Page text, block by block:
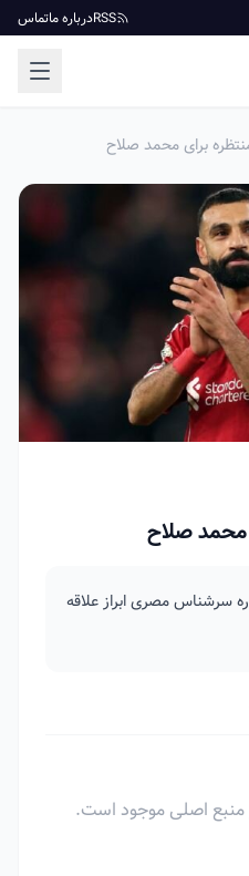
RSSدرباره ماتماس
برای محمد صلاح
محمد صلاح
سرشناس مصری ابراز علاقه
منبع اصلی موجود است.